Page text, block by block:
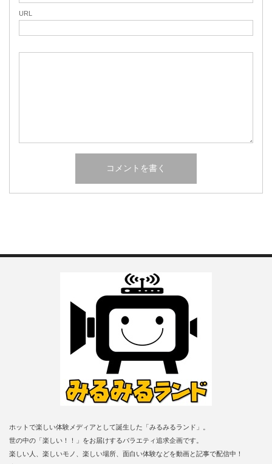
URL
ホットで楽しい体験メディアとして誕生した「みるみるランド」。
世の中の「楽しい！！」をお届けするバラエティ追求企画です。
楽しい人、楽しいモノ、楽しい場所、面白い体験などを動画と記事で配信中！